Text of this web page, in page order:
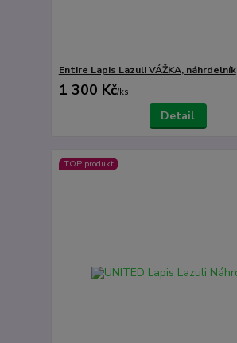
Entire Lapis Lazuli VÁŽKA, náhrdelník
1 300 Kč/ks
Detail
TOP produkt